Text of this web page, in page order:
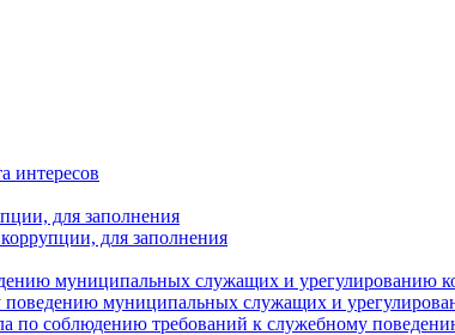
интересов
для заполнения
для заполнения
муниципальных служащих и урегулированию
муниципальных служащих и
по соблюдению требований к служебному